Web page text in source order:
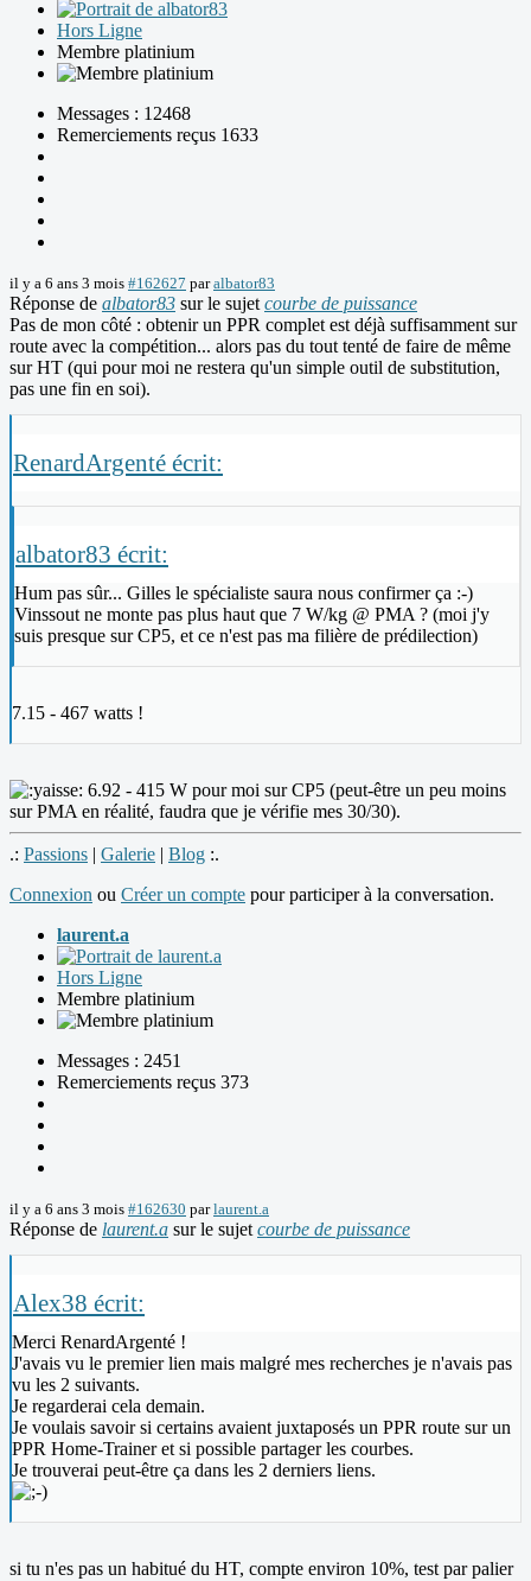
Hors Ligne
Membre platinium
Messages : 12468
Remerciements reçus 1633
il y a 6 ans 3 mois #162627 paralbator83
Réponse de albator83 sur le sujet courbe de puissance
Pas de mon côté : obtenir un PPR complet est déjà suffisamment sur
route avec la compétition... alors pas du tout tenté de faire de même
sur HT (qui pour moi ne restera qu'un simple outil de substitution,
pas une fin en soi).
RenardArgenté écrit:
albator83 écrit:
Hum pas sûr... Gilles le spécialiste saura nous confirmer ça :-)
Vinssout ne monte pas plus haut que 7 W/kg @ PMA ? (moi j'y
suis presque sur CP5, et ce n'est pas ma filière de prédilection)
7.15 - 467 watts !
6.92 - 415 W pour moi sur CP5 (peut-être un peu moins
sur PMA en réalité, faudra que je vérifie mes 30/30).
.: Passions | Galerie | Blog :.
Connexion ou Créer un compte pour participer à la conversation.
laurent.a
Hors Ligne
Membre platinium
Messages : 2451
Remerciements reçus 373
il y a 6 ans 3 mois #162630 parlaurent.a
Réponse de laurent.a sur le sujet courbe de puissance
Alex38 écrit:
Merci RenardArgenté !
J'avais vu le premier lien mais malgré mes recherches je n'avais pas
vu les 2 suivants.
Je regarderai cela demain.
Je voulais savoir si certains avaient juxtaposés un PPR route sur un
PPR Home-Trainer et si possible partager les courbes.
Je trouverai peut-être ça dans les 2 derniers liens.
si tu n'es pas un habitué du HT, compte environ 10%, test par palier